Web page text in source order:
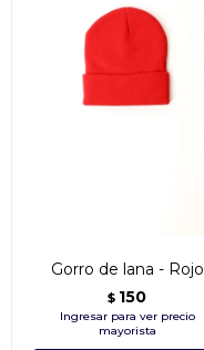
Gorro de lana - Rojo
$ 150